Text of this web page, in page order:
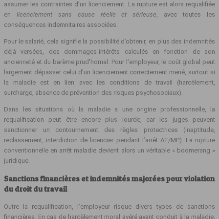
assumer les contraintes d’un licenciement. La rupture est alors requalifiée
en licenciement sans cause réelle et sérieuse, avec toutes les
conséquences indemnitaires associées.
Pour le salarié, cela signifie la possibilité d’obtenir, en plus des indemnités
déjà versées, des dommages‑intérêts calculés en fonction de son
ancienneté et du barème prud’homal. Pour l’employeur, le coût global peut
largement dépasser celui d’un licenciement correctement mené, surtout si
la maladie est en lien avec les conditions de travail (harcèlement,
surcharge, absence de prévention des risques psychosociaux).
Dans les situations où la maladie a une origine professionnelle, la
requalification peut être encore plus lourde, car les juges peuvent
sanctionner un contournement des règles protectrices (inaptitude,
reclassement, interdiction de licencier pendant l’arrêt AT/MP). La rupture
conventionnelle en arrêt maladie devient alors un véritable « boomerang »
juridique.
Sanctions financières et indemnités majorées pour violation
du droit du travail
Outre la requalification, l’employeur risque divers types de sanctions
financières. En cas de harcèlement moral avéré ayant conduit à la maladie,